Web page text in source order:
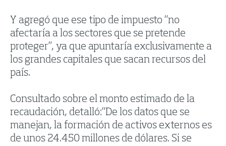
Y agregó que ese tipo de impuesto “no
afectaría a los sectores que se pretende
proteger”, ya que apuntaría exclusivamente a
los grandes capitales que sacan recursos del
país.
Consultado sobre el monto estimado de la
recaudación, detalló:“De los datos que se
manejan, la formación de activos externos es
de unos 24.450 millones de dólares. Si se